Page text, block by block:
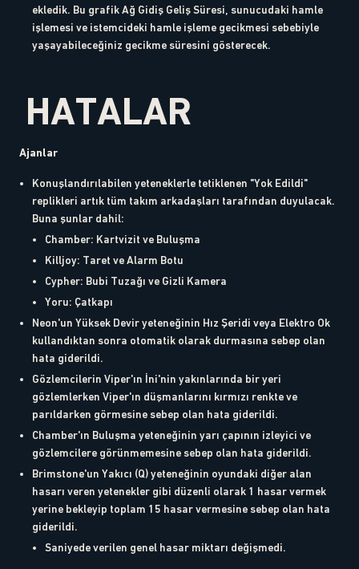
ekledik. Bu grafik Ağ Gidiş Geliş Süresi, sunucudaki hamle
işlemesi ve istemcideki hamle işleme gecikmesi sebebiyle
yaşayabileceğiniz gecikme süresini gösterecek.
HATALAR
Ajanlar
Konuşlandırılabilen yeteneklerle tetiklenen "Yok Edildi"
replikleri artık tüm takım arkadaşları tarafından duyulacak.
Buna şunlar dahil:
Chamber: Kartvizit ve Buluşma
Killjoy: Taret ve Alarm Botu
Cypher: Bubi Tuzağı ve Gizli Kamera
Yoru: Çatkapı
Neon'un Yüksek Devir yeteneğinin Hız Şeridi veya Elektro Ok
kullandıktan sonra otomatik olarak durmasına sebep olan
hata giderildi.
Gözlemcilerin Viper'ın İni'nin yakınlarında bir yeri
gözlemlerken Viper'ın düşmanlarını kırmızı renkte ve
parıldarken görmesine sebep olan hata giderildi.
Chamber'ın Buluşma yeteneğinin yarı çapının izleyici ve
gözlemcilere görünmemesine sebep olan hata giderildi.
Brimstone'un Yakıcı (Q) yeteneğinin oyundaki diğer alan
hasarı veren yetenekler gibi düzenli olarak 1 hasar vermek
yerine bekleyip toplam 15 hasar vermesine sebep olan hata
giderildi.
Saniyede verilen genel hasar miktarı değişmedi.